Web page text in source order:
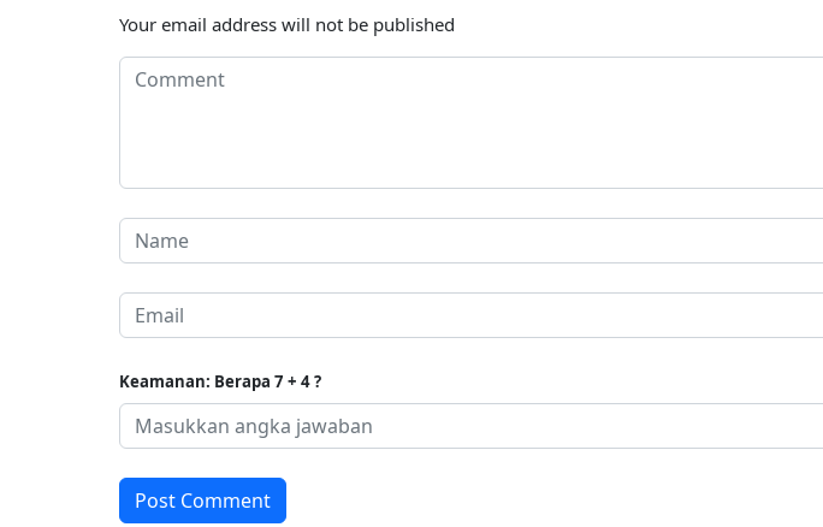
Your email address will not be published
Keamanan: Berapa 7 + 4 ?
Post Comment